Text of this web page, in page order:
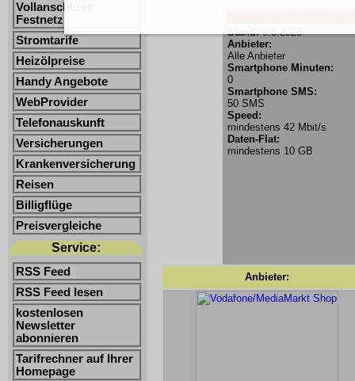
Vollanschluss
Festnetz
Stromtarife
Heizölpreise
Handy Angebote
WebProvider
Telefonauskunft
Versicherungen
Krankenversicherung
Reisen
Billigflüge
Preisvergleiche
Service:
RSS Feed
RSS Feed lesen
kostenlosen
Newsletter
abonnieren
Tarifrechner auf Ihrer
Homepage
Stand:9.8.2026
Anbieter:
Alle Anbieter
Smartphone Minuten:
0
Smartphone SMS:
50 SMS
Speed:
mindestens 42 Mbit/s
Daten-Flat:
mindestens 10 GB
Anbieter: